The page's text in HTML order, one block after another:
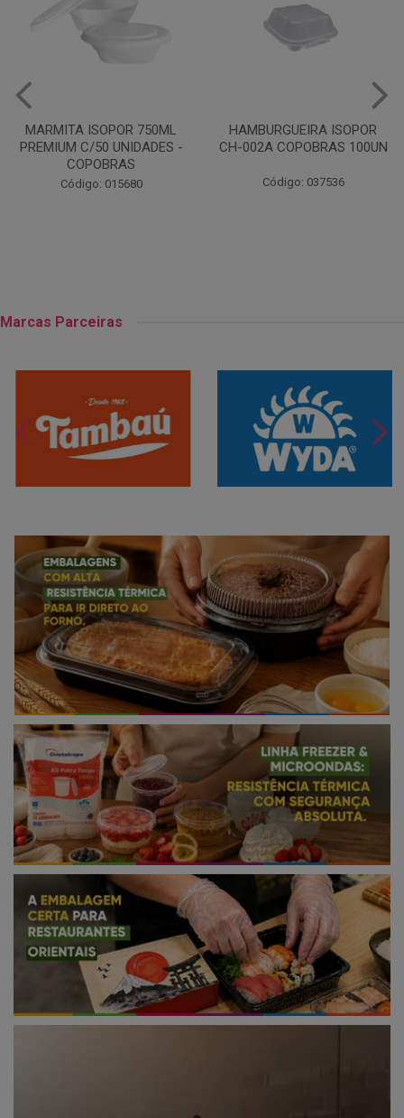
HAMBURGUEIRA ISOPOR
CH-002A COPOBRAS 100UN
Código: 037536
CAIXA PARDA PIZZA N30
OITAVADA BALUARTE C/10
Código: 001124
Marcas Parceiras